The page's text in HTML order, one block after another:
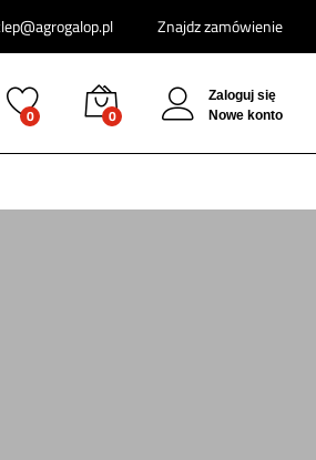
Znajdz zamówienie
0 0
Zaloguj się
Nowe konto